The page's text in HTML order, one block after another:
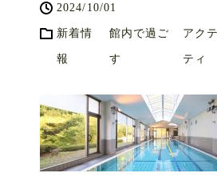
2024/10/01
新着情
報
館内で過ご
す
アク
ティ